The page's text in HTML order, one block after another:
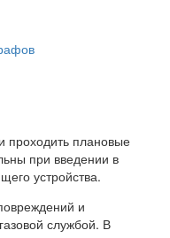
проходить плановые
при введении в
устройства.
и
службой. В